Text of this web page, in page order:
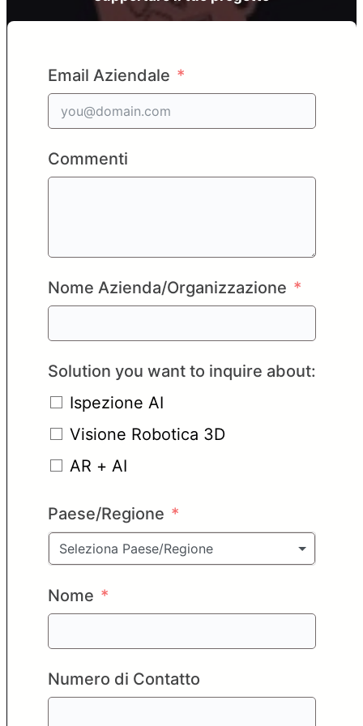
Email Aziendale
Commenti
Nome Azienda/Organizzazione
Solution you want to inquire about:
Ispezione AI
Visione Robotica 3D
AR + AI
Paese/Regione
Seleziona Paese/Regione
Nome
Numero di Contatto